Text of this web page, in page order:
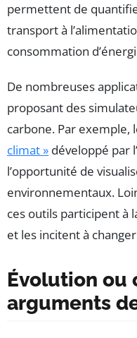
permettent de
transport à
consommation
De nombreuses
proposant des
carbone. Par exemple,
climat » développé par
l’opportunité de
environnementaux.
ces outils participent à
et les incitent à
Évolution ou
arguments